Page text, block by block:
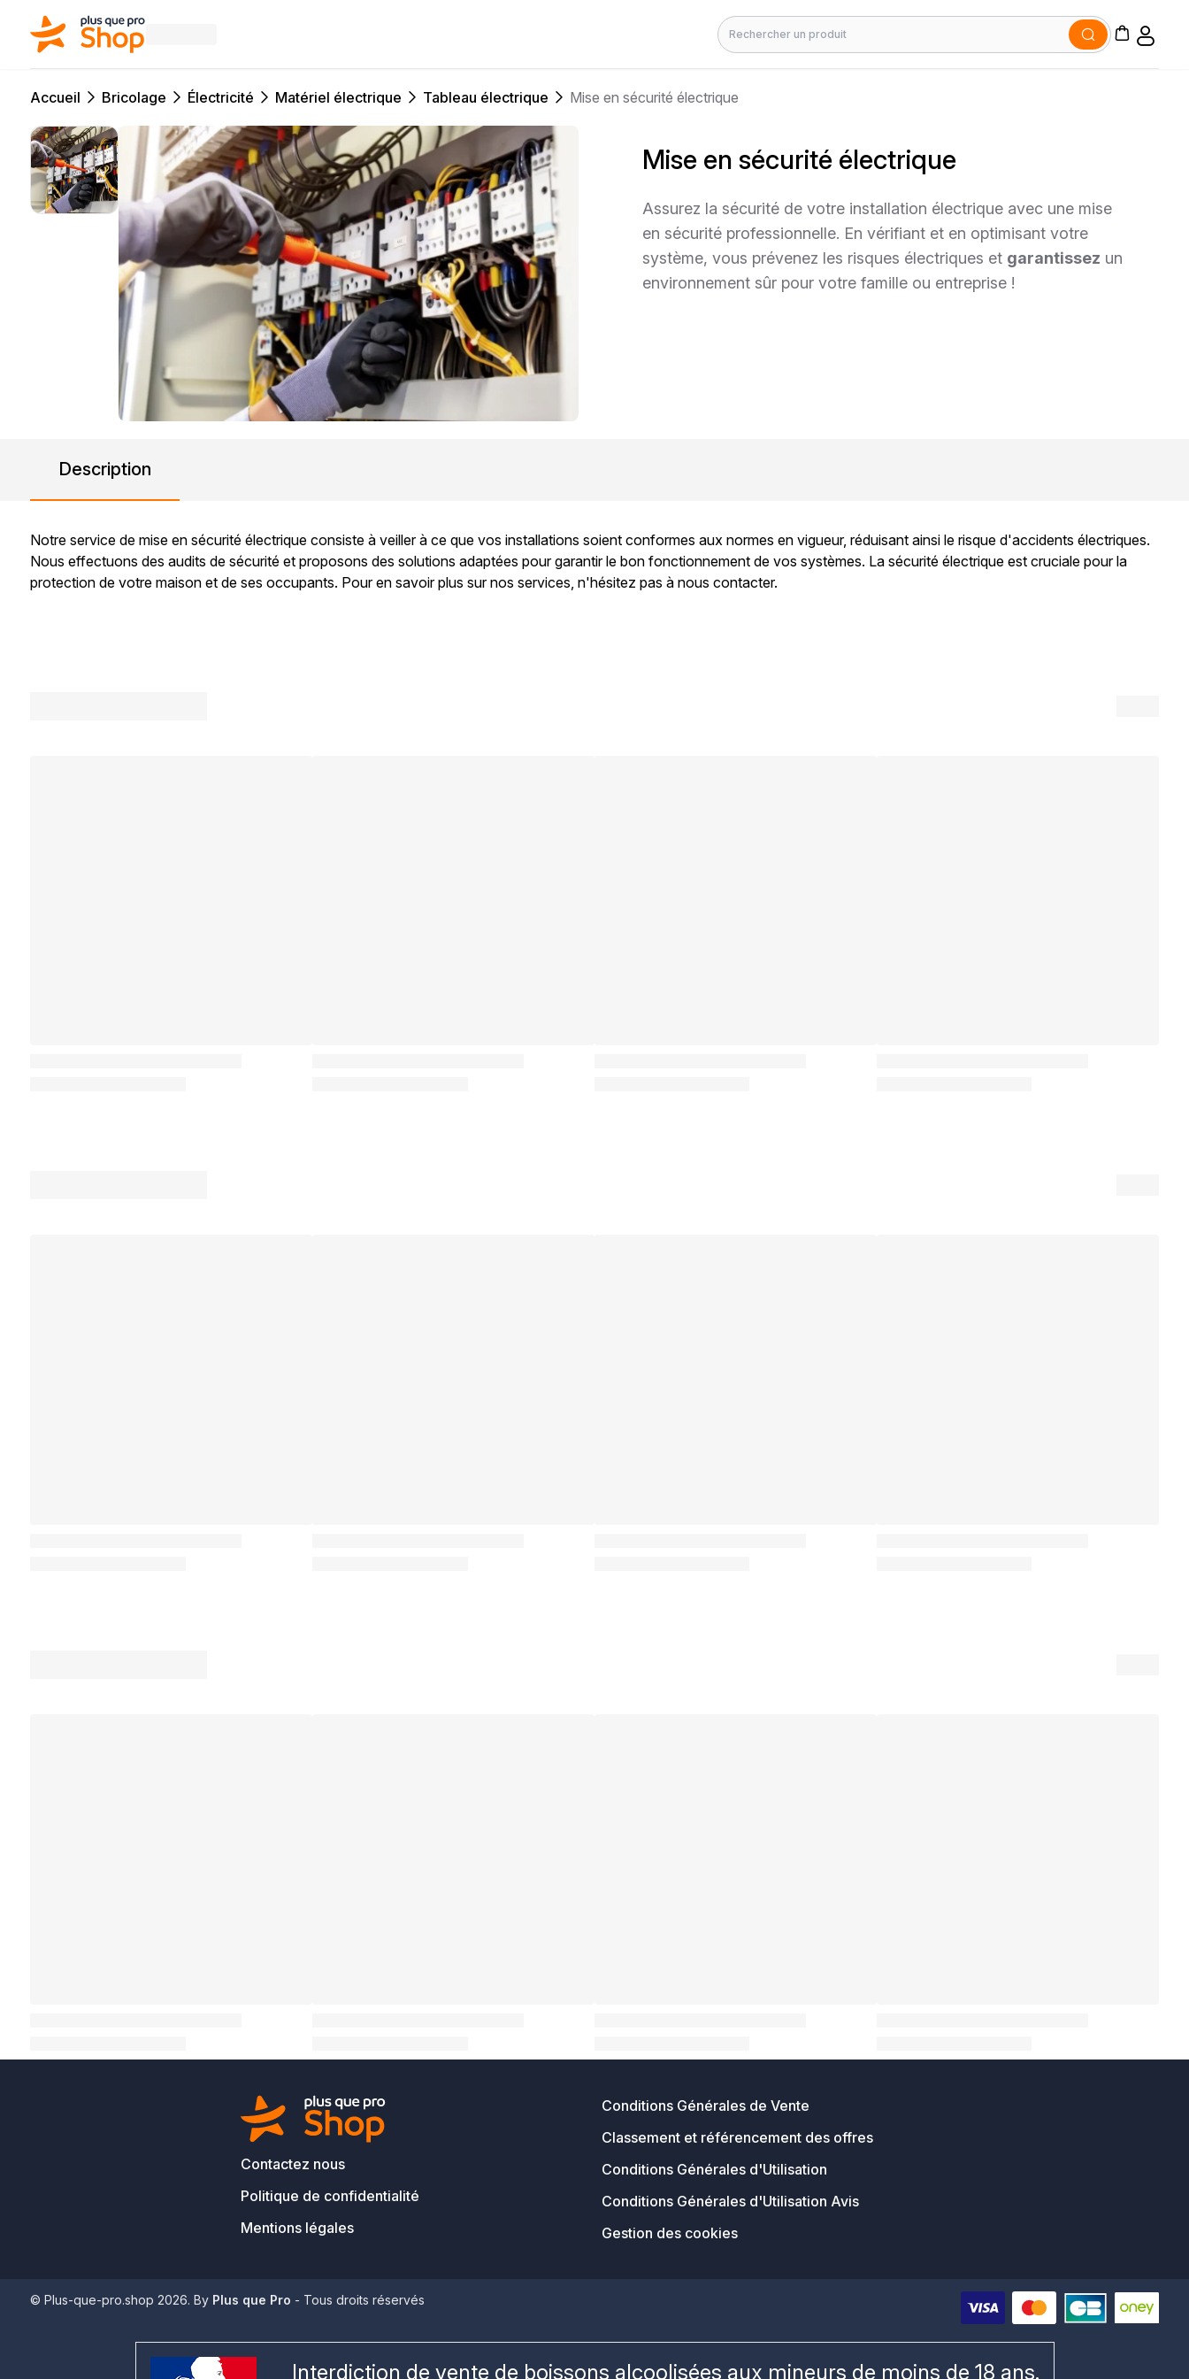
Rechercher
Accueil Bricolage Électricité Matériel électrique Tableau électrique Mise en sécurité électrique
Mise en sécurité électrique
Assurez la sécurité de votre installation électrique avec une mise
en sécurité professionnelle. En vérifiant et en optimisant votre
système, vous prévenez les risques électriques et garantissez un
environnement sûr pour votre famille ou entreprise !
Description
Notre service de mise en sécurité électrique consiste à veiller à ce que vos installations soient conformes aux normes en vigueur, réduisant ainsi le risque d'accidents électriques.
Nous effectuons des audits de sécurité et proposons des solutions adaptées pour garantir le bon fonctionnement de vos systèmes. La sécurité électrique est cruciale pour la
protection de votre maison et de ses occupants. Pour en savoir plus sur nos services, n'hésitez pas à nous contacter.
Contactez nous
Politique de confidentialité
Mentions légales
Conditions Générales de Vente
Classement et référencement des offres
Conditions Générales d'Utilisation
Conditions Générales d'Utilisation Avis
Gestion des cookies
© Plus-que-pro.shop 2026. By Plus que Pro - Tous droits réservés
Interdiction de vente de boissons alcoolisées aux mineurs de moins de 18 ans.